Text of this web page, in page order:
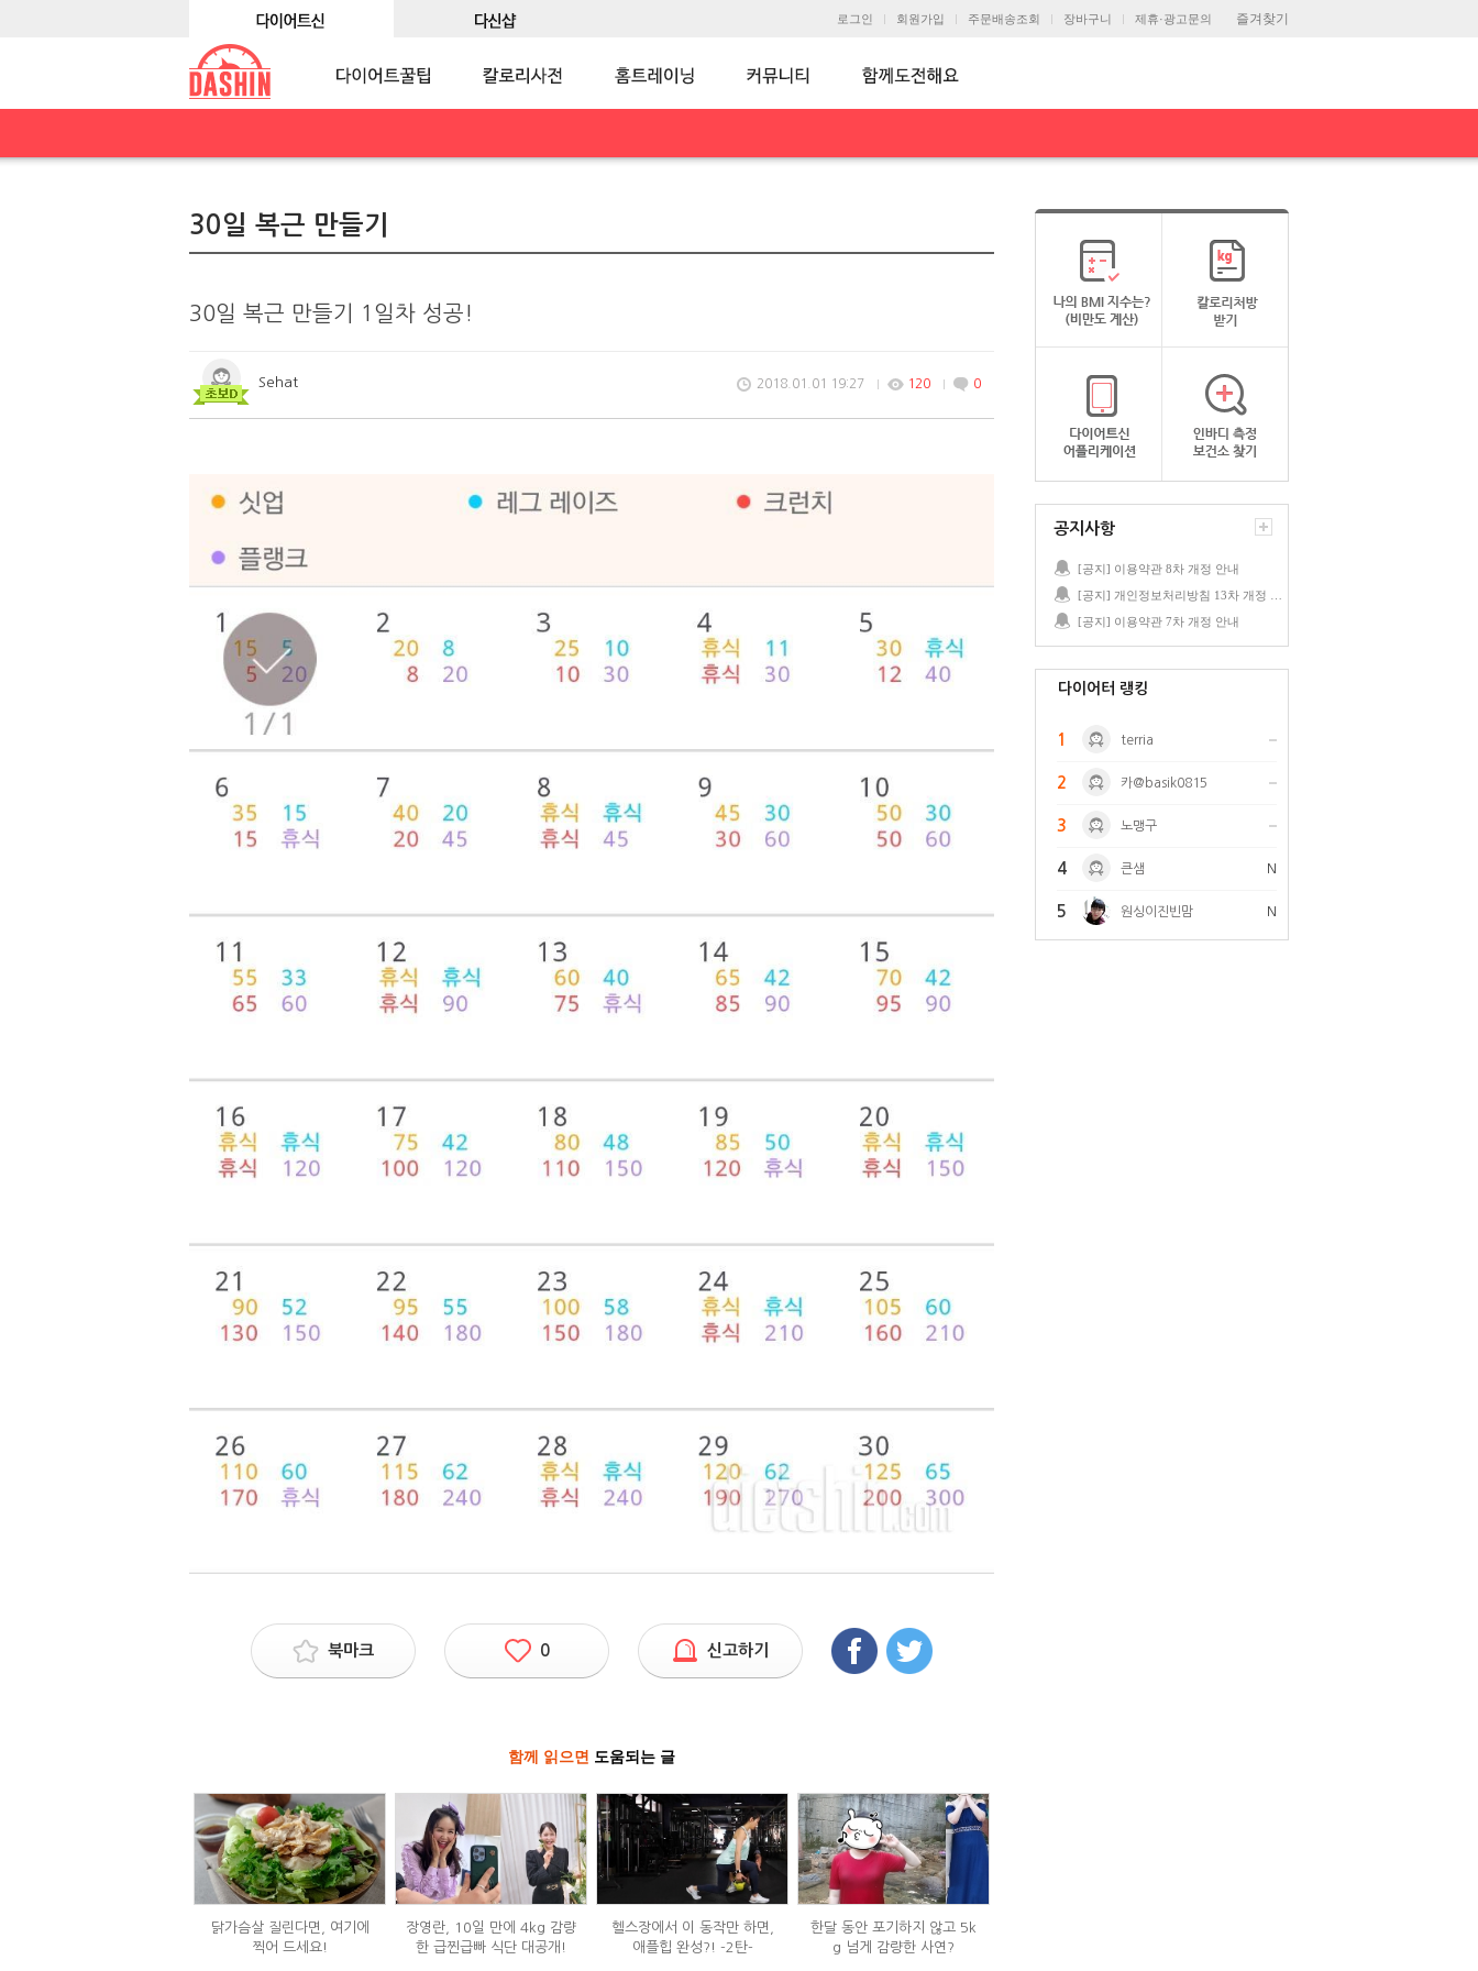
즐겨찾기
로그인 회원가입 주문배송조회 장바구니 제휴·광고문의
30일 복근 만들기
30일 복근 만들기 1일차 성공!
Sehat 2018.01.01 19:27 120 0
북마크 0 신고하기
함께 읽으면 도움되는 글
닭가슴살 질린다면, 여기에
찍어 드세요!
장영란, 10일 만에 4kg 감량
한 급찐급빠 식단 대공개!
헬스장에서 이 동작만 하면,
애플힙 완성?! -2탄-
한달 동안 포기하지 않고 5k
g 넘게 감량한 사연?
공지사항
[공지] 이용약관 8차 개정 안내
[공지] 이용약관 7차 개정 안내
다이어터 랭킹
1 terria
2 카@basik0815
3 노맹구
4 큰샘 N
5 원싱이진빈맘 N